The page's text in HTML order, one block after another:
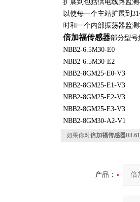
扩展到包括供电线路监
以使每一个主站扩展到
时和一个内部振荡器监
倍加福传感器部分型号
NBB2-6.5M30-E0
NBB2-6.5M30-E2
NBB2-8GM25-E0-V3
NBB2-8GM25-E1-V3
NBB2-8GM25-E2-V3
NBB2-8GM25-E3-V3
NBB2-8GM30-A2-V1
如果你对倍加福传感器
产品：